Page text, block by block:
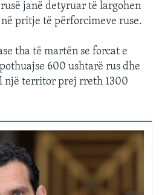
janë detyruar të largohen
pritje të përforcimeve ruse.
tha të martën se forcat e
600 ushtarë rus dhe
një territor prej rreth 1300